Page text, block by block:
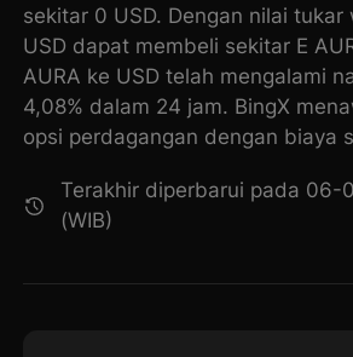
sekitar 0 USD. Dengan nilai tukar
USD dapat membeli sekitar E
AURA ke USD telah mengalami
4,08% dalam 24 jam. BingX
opsi perdagangan dengan biaya
Terakhir diperbarui pada 06-
(WIB)